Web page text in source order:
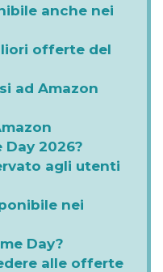
anche nei
offerte del
ad Amazon
Day 2026?
agli utenti
nei
Day?
alle offerte